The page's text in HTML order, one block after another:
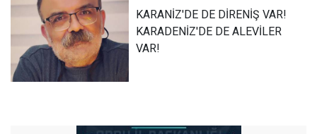
KARANİZ'DE DE DİRENİŞ VAR!
KARADENİZ'DE DE ALEVİLER
VAR!